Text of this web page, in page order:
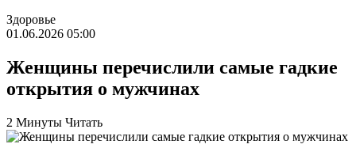
Здоровье
01.06.2026 05:00
Женщины перечислили самые гадкие
открытия о мужчинах
2 Минуты Читать